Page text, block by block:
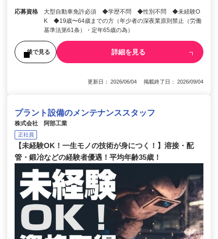
応募資格
大型自動車免許必須 ◆学歴不問 ◆性別不問 ◆未経験O
K ◆19歳〜64歳までの方（年少者の深夜業原則禁止（労働
基準法第61条）・定年65歳の為）
後で見る 詳細を見る
更新日： 2026/06/04 掲載終了日： 2026/09/04
プラント設備のメンテナンススタッフ
株式会社 阿部工業
正社員
【未経験OK！一生モノの技術が身につく！】溶接・配
管・鍛冶などの経験者優遇！平均年齢35歳！